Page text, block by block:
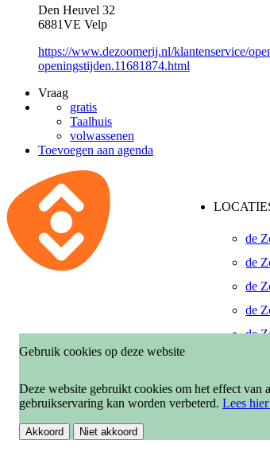
Gebruik cookies op deze website
Deze website gebruikt cookies om het effect van
gebruikservaring kan worden verbeterd. Lees
Akkoord Niet akkoord
Den Heuvel 32
6881VE Velp
https://www.dezoomerij.nl/klantenservice/
openingstijden.11681874.html
Vraag
gratis
Taalhuis
volwassenen
Toevoegen aan agenda
de
de
de
de
de
de